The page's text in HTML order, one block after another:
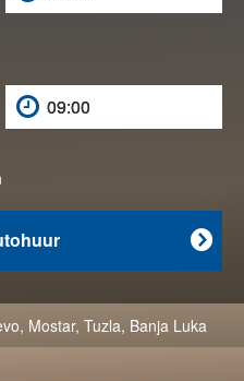

, Mostar, Tuzla, Banja Luka